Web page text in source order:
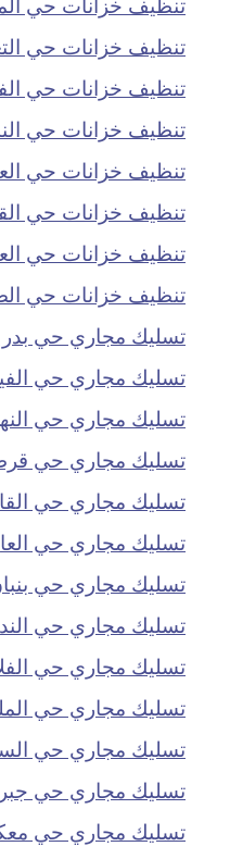
تنظيف خزانات حي
تنظيف خزانات حي
تنظيف خزانات حي
تنظيف خزانات حي
تنظيف خزانات حي
تنظيف خزانات حي
تنظيف خزانات حي
تسليك مجاري حي بدر
تسليك مجاري حي
تسليك مجاري حي
تسليك مجاري حي
تسليك مجاري حي
تسليك مجاري حي
تسليك مجاري حي
تسليك مجاري حي
تسليك مجاري حي
تسليك مجاري حي
تسليك مجاري حي
تسليك مجاري حي
تسليك مجاري حي